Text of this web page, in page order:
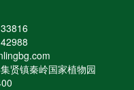
贤镇秦岭国家植物园